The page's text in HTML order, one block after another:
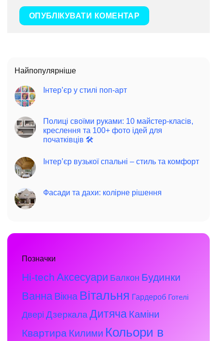
Найпопулярніше
Інтер’єр у стилі поп-арт
Полиці своїми руками: 10 майстер-класів,
креслення та 100+ фото ідей для
початківців 🛠️
Інтер’єр вузької спальні – стиль та комфорт
Фасади та дахи: колірне рішення
Позначки
Hi-tech Аксесуари Балкон Будинки
Ванна Вікна Вітальня Гардероб Готелі
Двері ДзеркалаДитяча Каміни
Квартира Килими Кольори в